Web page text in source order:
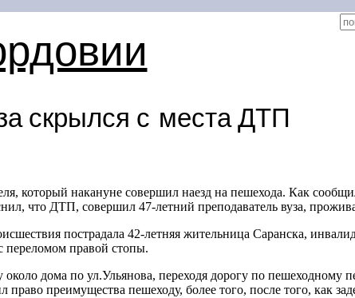
скрылся с места ДТП
который накануне совершил наезд на пешехода. Как
что ДТП, совершил 47-летний преподаватель вуза,
пострадала 42-летняяжительница Саранска,
переломом правой стопы.
дома по ул.Ульянова, переходя дорогу по пешеходному
преимущества пешеходу, более того, после того, как